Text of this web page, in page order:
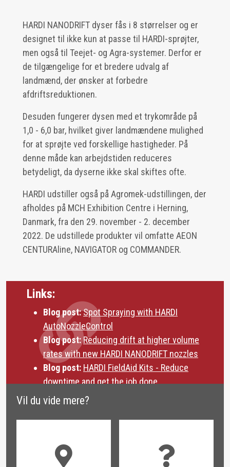
HARDI NANODRIFT dyser fås i 8 størrelser og er
designet til ikke kun at passe til HARDI-sprøjter,
men også til Teejet- og Agra-systemer. Derfor er
de tilgængelige for et bredere udvalg af
landmænd, der ønsker at forbedre
afdriftsreduktionen.
Desuden fungerer dysen med et trykområde på
1,0 - 6,0 bar, hvilket giver landmændene mulighed
for at sprøjte ved forskellige hastigheder. På
denne måde kan arbejdstiden reduceres
betydeligt, da dyserne ikke skal skiftes ofte.
HARDI udstiller også på Agromek-udstillingen, der
afholdes på MCH Exhibition Centre i Herning,
Danmark, fra den 29. november - 2. december
2022. De udstillede produkter vil omfatte AEON
CENTURAline, NAVIGATOR og COMMANDER.
Vil du vide mere?
Links:
Blog post:Spot Spraying with HARDI
AutoNozzleControl
Blog post:Reducing drift at higher volume
rates with new HARDI NANODRIFT nozzles
Blog post: HARDI FieldAid Kits - Reduce
downtime and get the job done